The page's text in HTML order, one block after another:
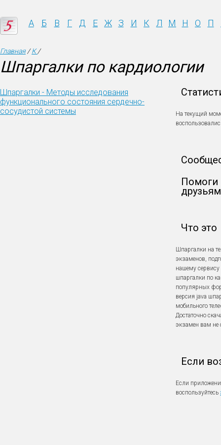
А Б В Г Д Е Ж З И К Л М Н О П
Главная/К/
Шпаргалки по кардиологии
Шпаргалки - Методы исследования
функционального состояния сердечно-
сосудистой системы
На текущий
Помоги
Что это
Шпаргалки на
экзаменов,
нашему сервису
шпаргалки по
популярных
версия java
мобильного
Достаточно
экзамен вам не
Если
Если
воспользуйтесь